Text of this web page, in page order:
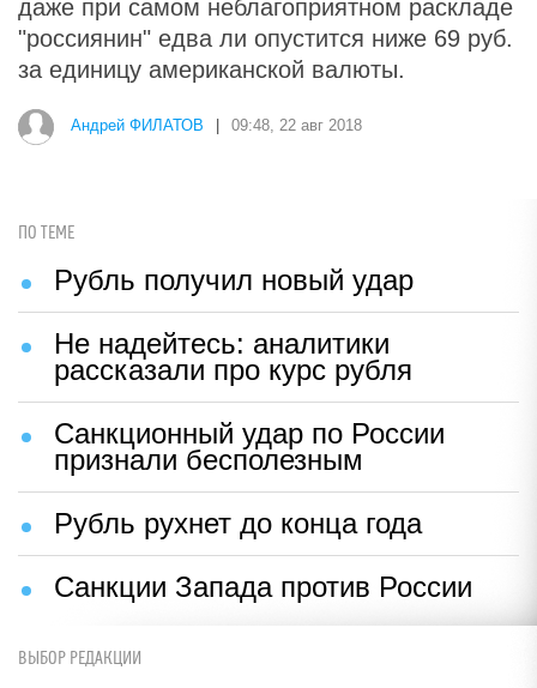
даже при самом неблагоприятном раскладе
"россиянин" едва ли опустится ниже 69 руб.
за единицу американской валюты.
Андрей ФИЛАТОВ 09:48, 22 авг 2018
ПО ТЕМЕ
Рубль получил новый удар
Не надейтесь: аналитики
рассказали про курс рубля
Санкционный удар по России
признали бесполезным
Рубль рухнет до конца года
Санкции Запада против России
ВЫБОР РЕДАКЦИИ